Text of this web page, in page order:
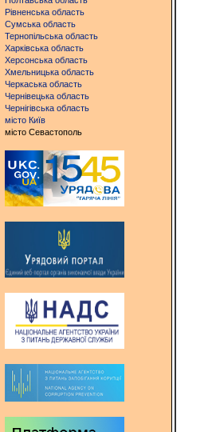
Рівненська область
Сумська область
Тернопільська область
Харківська область
Херсонська область
Хмельницька область
Черкаська область
Чернівецька область
Чернігівська область
місто Київ
місто Севастополь